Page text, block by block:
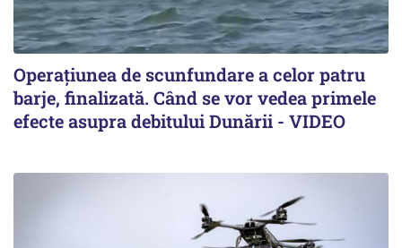
Operațiunea de scunfundare a celor patru
barje, finalizată. Când se vor vedea primele
efecte asupra debitului Dunării - VIDEO